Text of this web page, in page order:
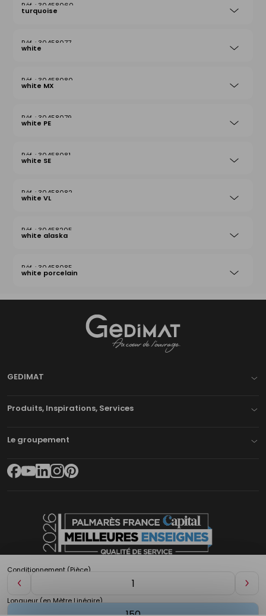
Conditionnement (Pièce)
Diminuer
de
Longueur (en Mètre Linéaire)
30458060
turquoise
30458077
white
30458080
white MX
30458079
white PE
30458081
white SE
30458082
white VL
30458205
white alaska
30458085
white porcelain
GEDIMAT
Produits, Inspirations, Services
Le groupement